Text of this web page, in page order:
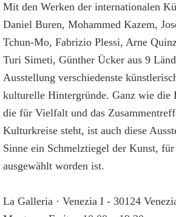
Mit den Werken der internationalen
Daniel Buren, Mohammed Kazem,
Tchun-Mo, Fabrizio Plessi, Arne
Turi Simeti, Günther Ücker aus 9
Ausstellung verschiedenste
kulturelle Hintergründe. Ganz wie die
die für Vielfalt und das
Kulturkreise steht, ist auch diese
Sinne ein Schmelztiegel der Kunst, für
ausgewählt worden ist.
La Galleria · Venezia I - 30124